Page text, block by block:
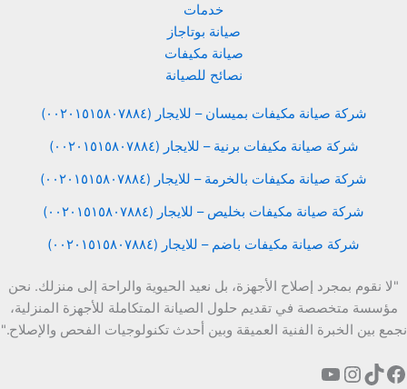
خدمات
صيانة بوتاجاز
صيانة مكيفات
نصائح للصيانة
شركة صيانة مكيفات بميسان – للايجار (٠٠٢٠١٥١٥٨٠٧٨٨٤)
شركة صيانة مكيفات برنية – للايجار (٠٠٢٠١٥١٥٨٠٧٨٨٤)
شركة صيانة مكيفات بالخرمة – للايجار (٠٠٢٠١٥١٥٨٠٧٨٨٤)
شركة صيانة مكيفات بخليص – للايجار (٠٠٢٠١٥١٥٨٠٧٨٨٤)
شركة صيانة مكيفات باضم – للايجار (٠٠٢٠١٥١٥٨٠٧٨٨٤)
"لا نقوم بمجرد إصلاح الأجهزة، بل نعيد الحيوية والراحة إلى منزلك. نحن
مؤسسة متخصصة في تقديم حلول الصيانة المتكاملة للأجهزة المنزلية،
نجمع بين الخبرة الفنية العميقة وبين أحدث تكنولوجيات الفحص والإصلاح."